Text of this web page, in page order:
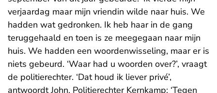
verjaardag maar mijn vriendin wilde naar huis. We
hadden wat gedronken. Ik heb haar in de gang
teruggehaald en toen is ze meegegaan naar mijn
huis. We hadden een woordenwisseling, maar er is
niets gebeurd. ‘Waar had u woorden over?’, vraagt
de politierechter. ‘Dat houd ik liever privé’,
antwoordt John. Politierechter Kernkamp: ‘Tegen